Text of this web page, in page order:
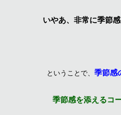
いやあ、非常に季節
ということで、 季節感
季節感を添えるコ